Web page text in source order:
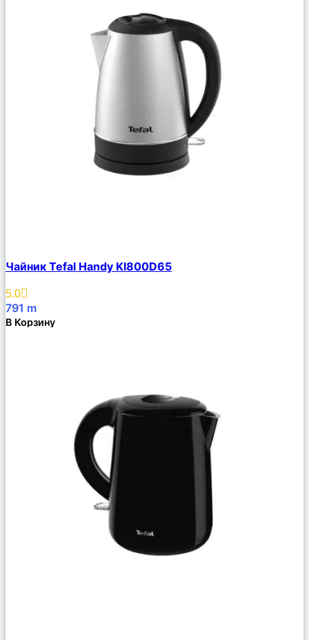
Описание
Избранное
Чайник Tefal Handy KI800D65
5.0
791 m
В Корзину